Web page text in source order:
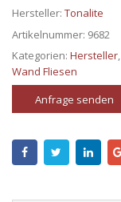
Hersteller: Tonalite
Artikelnummer: 9682
Kategorien: Hersteller,
Wand Fliesen
Anfrage senden